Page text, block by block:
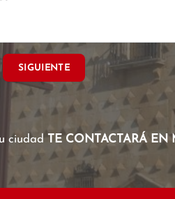
SIGUIENTE
ciudad TE CONTACTARÁ EN